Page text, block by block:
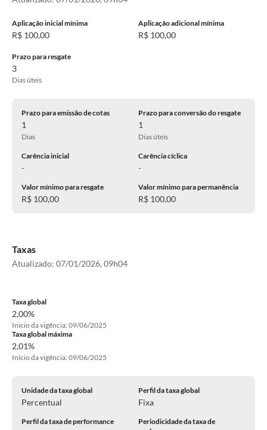
Aplicação inicial mínima
R$ 100,00
Aplicação adicional mínima
R$ 100,00
Prazo para resgate
3
Dias úteis
Prazo para emissão de cotas
1
Dias
Prazo para conversão do resgate
1
Dias úteis
Carência inicial
-
Carência cíclica
-
Valor mínimo para resgate
R$ 100,00
Valor mínimo para permanência
R$ 100,00
Taxas
Atualizado: 07/01/2026, 09h04
Taxa global
2,00%
Inicio da vigência: 09/06/2025
Taxa global máxima
2,01%
Início da vigência: 09/06/2025
Unidade da taxa global
Percentual
Perfil da taxa global
Fixa
Perfil da taxa de performance
Periodicidade da taxa de